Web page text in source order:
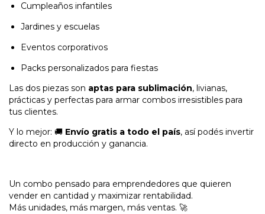
Cumpleaños infantiles
Jardines y escuelas
Eventos corporativos
Packs personalizados para fiestas
Las dos piezas son aptas para sublimación, livianas,
prácticas y perfectas para armar combos irresistibles para
tus clientes.
Y lo mejor: 🚚 Envío gratis a todo el país, así podés invertir
directo en producción y ganancia.
Un combo pensado para emprendedores que quieren
vender en cantidad y maximizar rentabilidad.
Más unidades, más margen, más ventas. 🚀